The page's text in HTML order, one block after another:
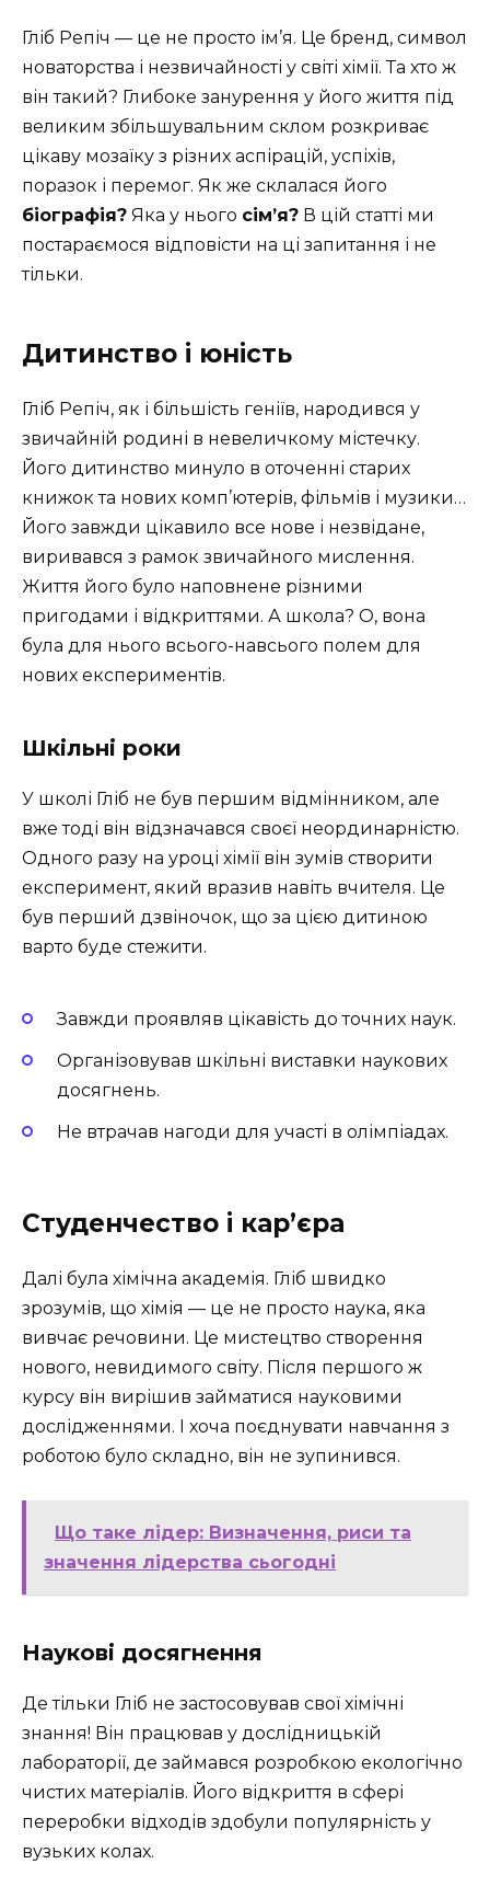
Гліб Репіч — це не просто ім’я. Це бренд, символ
новаторства і незвичайності у світі хімії. Та хто ж
він такий? Глибоке занурення у його життя під
великим збільшувальним склом розкриває
цікаву мозаїку з різних аспірацій, успіхів,
поразок і перемог. Як же склалася його
біографія? Яка у нього сім’я? В цій статті ми
постараємося відповісти на ці запитання і не
тільки.
Дитинство і юність
Гліб Репіч, як і більшість геніїв, народився у
звичайній родині в невеличкому містечку.
Його дитинство минуло в оточенні старих
книжок та нових комп’ютерів, фільмів і музики…
Його завжди цікавило все нове і незвідане,
виривався з рамок звичайного мислення.
Життя його було наповнене різними
пригодами і відкриттями. А школа? О, вона
була для нього всього-навсього полем для
нових експериментів.
Шкільні роки
У школі Гліб не був першим відмінником, але
вже тоді він відзначався своєї неординарністю.
Одного разу на уроці хімії він зумів створити
експеримент, який вразив навіть вчителя. Це
був перший дзвіночок, що за цією дитиною
варто буде стежити.
Завжди проявляв цікавість до точних наук.
Організовував шкільні виставки наукових
досягнень.
Не втрачав нагоди для участі в олімпіадах.
Студенчество і кар’єра
Далі була хімічна академія. Гліб швидко
зрозумів, що хімія — це не просто наука, яка
вивчає речовини. Це мистецтво створення
нового, невидимого світу. Після першого ж
курсу він вирішив займатися науковими
дослідженнями. І хоча поєднувати навчання з
роботою було складно, він не зупинився.
Що таке лідер: Визначення, риси та
значення лідерства сьогодні
Наукові досягнення
Де тільки Гліб не застосовував свої хімічні
знання! Він працював у дослідницькій
лабораторії, де займався розробкою екологічно
чистих матеріалів. Його відкриття в сфері
переробки відходів здобули популярність у
вузьких колах.